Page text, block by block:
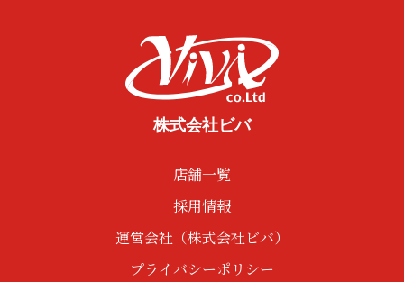
店舗一覧
採用情報
運営会社（株式会社ビバ）
プライバシーポリシー